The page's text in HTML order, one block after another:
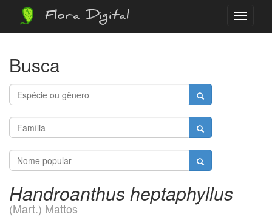
Menu
Flora Digital
Busca
Handroanthus heptaphyllus
(Mart.) Mattos